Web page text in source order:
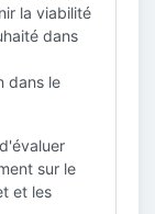
la viabilité
dans
dans le
sur le
et les